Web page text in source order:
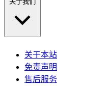
关于本站
免责声明
售后服务